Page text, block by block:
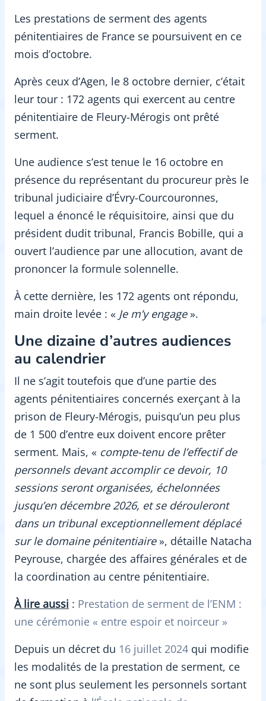
Les prestations de serment des agents
pénitentiaires de France se poursuivent en ce
mois d’octobre.
Après ceux d’Agen, le 8 octobre dernier, c’était
leur tour : 172 agents qui exercent au centre
pénitentiaire de Fleury-Mérogis ont prêté
serment.
Une audience s’est tenue le 16 octobre en
présence du représentant du procureur près le
tribunal judiciaire d’Évry-Courcouronnes,
lequel a énoncé le réquisitoire, ainsi que du
président dudit tribunal, Francis Bobille, qui a
ouvert l’audience par une allocution, avant de
prononcer la formule solennelle.
À cette dernière, les 172 agents ont répondu,
main droite levée : « Je m’y engage».
Une dizaine d’autres audiences
au calendrier
Il ne s’agit toutefois que d’une partie des
agents pénitentiaires concernés exerçant à la
prison de Fleury-Mérogis, puisqu’un peu plus
de 1 500 d’entre eux doivent encore prêter
serment. Mais, « compte-tenu de l’effectif de
personnels devant accomplir ce devoir, 10
sessions seront organisées, échelonnées
jusqu’en décembre 2026, et se dérouleront
dans un tribunal exceptionnellement déplacé
sur le domaine pénitentiaire», détaille Natacha
Peyrouse, chargée des affaires générales et de
la coordination au centre pénitentiaire.
À lire aussi : Prestation de serment de l’ENM :
une cérémonie « entre espoir et noirceur »
Depuis un décret du 16 juillet 2024 qui modifie
les modalités de la prestation de serment, ce
ne sont plus seulement les personnels sortant